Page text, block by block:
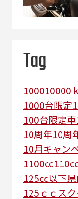
Tag
100010000
1000台限定
100台限定車
10周年10周
10月キャン
1100cc110cc
125㏄以下
125ｃｃス